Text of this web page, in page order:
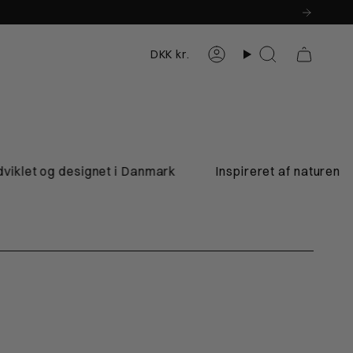
Valuta
DKK kr. KontoSøg
og designet i Danmark Inspireret af naturen